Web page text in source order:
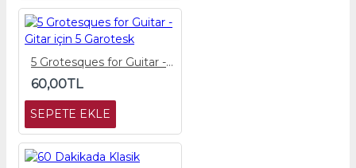
5 Grotesques for Guitar - Gitar için 5 Garotesk
60,00TL
SEPETE EKLE